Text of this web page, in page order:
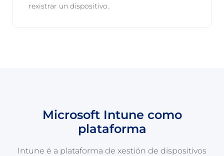
rexistrar un dispositivo.
Microsoft Intune como
plataforma
Intune é a plataforma de xestión de dispositivos